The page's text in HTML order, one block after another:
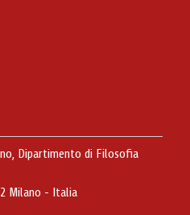
Dipartimento di Filosofia
Milano - Italia